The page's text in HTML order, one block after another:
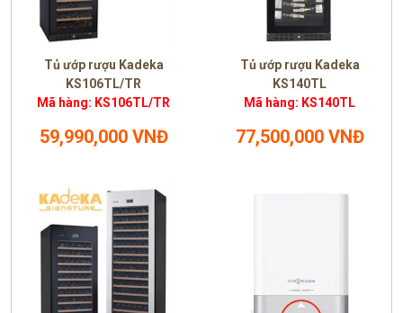
Tủ ướp rượu Kadeka
KS106TL/TR
Mã hàng: KS106TL/TR
59,990,000 VNĐ
Tủ ướp rượu Kadeka
KS140TL
Mã hàng: KS140TL
77,500,000 VNĐ